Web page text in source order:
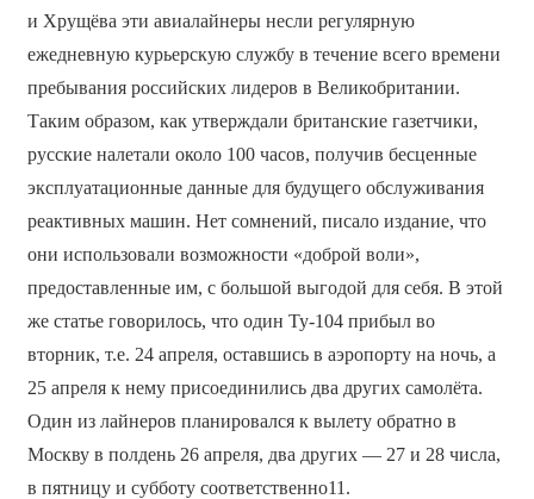
и Хрущёва эти авиалайнеры несли регулярную
ежедневную курьерскую службу в течение всего времени
пребывания российских лидеров в Великобритании.
Таким образом, как утверждали британские газетчики,
русские налетали около 100 часов, получив бесценные
эксплуатационные данные для будущего обслуживания
реактивных машин. Нет сомнений, писало издание, что
они использовали возможности «доброй воли»,
предоставленные им, с большой выгодой для себя. В этой
же статье говорилось, что один Ту-104 прибыл во
вторник, т.е. 24 апреля, оставшись в аэропорту на ночь, а
25 апреля к нему присоединились два других самолёта.
Один из лайнеров планировался к вылету обратно в
Москву в полдень 26 апреля, два других — 27 и 28 числа,
в пятницу и субботу соответственно11.